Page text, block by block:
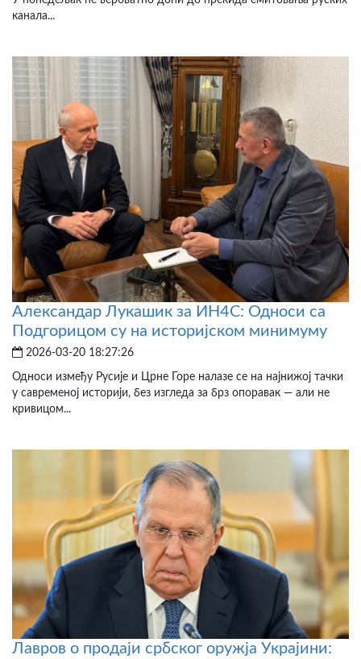
канала...
Александар Лукашик за ИН4С: Односи са
Подгорицом су на историјском минимуму
2026-03-20 18:27:26
Односи између Русије и Црне Горе налазе се на најнижој тачки
у савременој историји, без изгледа за брз опоравак — али не
кривицом...
Лавров о продаји србског оружја Украјини: